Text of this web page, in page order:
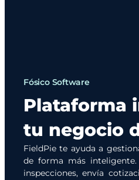
Fósico Software
Plataforma
tu negocio
FieldPie te ayuda a
de forma más
inspecciones, envía